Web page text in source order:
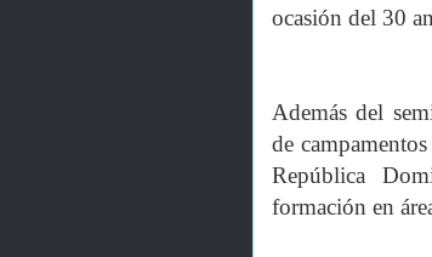
ocasión del 30
Además del
de
República
formación en